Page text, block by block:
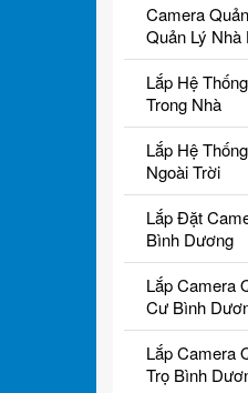
Camera
Quản Lý Nhà
Lắp Hệ
Trong Nhà
Lắp Hệ
Ngoài Trời
Lắp Đặt
Bình Dương
Lắp Camera
Cư Bình
Lắp Camera
Trọ Bình